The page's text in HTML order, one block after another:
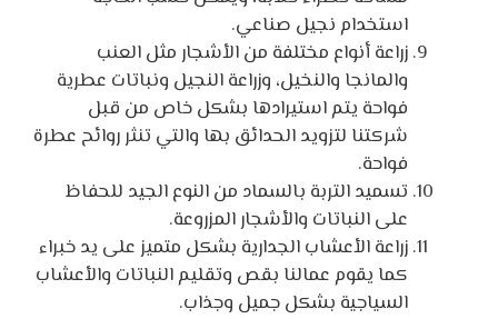
استخدام نجيل صناعي.
زراعة أنواع مختلفة من الأشجار مثل العنب
والمانجا والنخيل، وزراعة النجيل ونباتات عطرية
فواحة يتم استيرادها بشكل خاص من قبل
شركتنا لتزويد الحدائق بها والتي تنثر روائح عطرة
فواحة.
تسميد التربة بالسماد من النوع الجيد للحفاظ
على النباتات والأشجار المزروعة.
زراعة الأعشاب الجدارية بشكل متميز على يد خبراء
كما يقوم عمالنا بقص وتقليم النباتات والأعشاب
السياجية بشكل جميل وجذاب.